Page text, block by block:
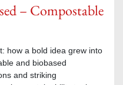
– Compostable
how a bold idea grew into
and biobased
and striking